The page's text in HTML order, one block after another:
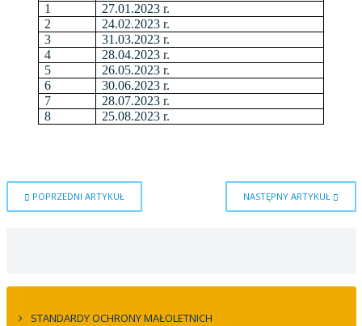
1
27.01.2023 r.
2
24.02.2023 r.
3
31.03.2023 r.
4
28.04.2023 r.
5
26.05.2023 r.
6
30.06.2023 r.
7
28.07.2023 r.
8
25.08.2023 r.
POPRZEDNI ARTYKUŁ NASTĘPNY ARTYKUŁ
STANDARDY OCHRONY MAŁOLETNICH